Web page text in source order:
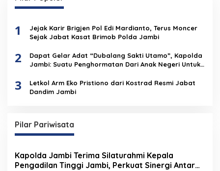
1
Jejak Karir Brigjen Pol Edi Mardianto, Terus Moncer
Sejak Jabat Kasat Brimob Polda Jambi
2
Dapat Gelar Adat “Dubalang Sakti Utamo”, Kapolda
Jambi: Suatu Penghormatan Dari Anak Negeri Untuk
3
Letkol Arm Eko Pristiono dari Kostrad Resmi Jabat
Dandim Jambi
Pilar Pariwisata
Kapolda Jambi Terima Silaturahmi Kepala
Pengadilan Tinggi Jambi, Perkuat Sinergi Antar